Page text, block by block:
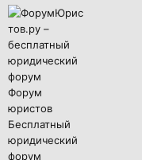
Форум
юристов
Бесплатный
юридический
форум